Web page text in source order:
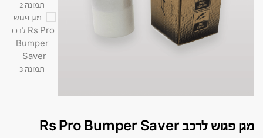
מגן פגוש לרכב Rs Pro Bumper Saver